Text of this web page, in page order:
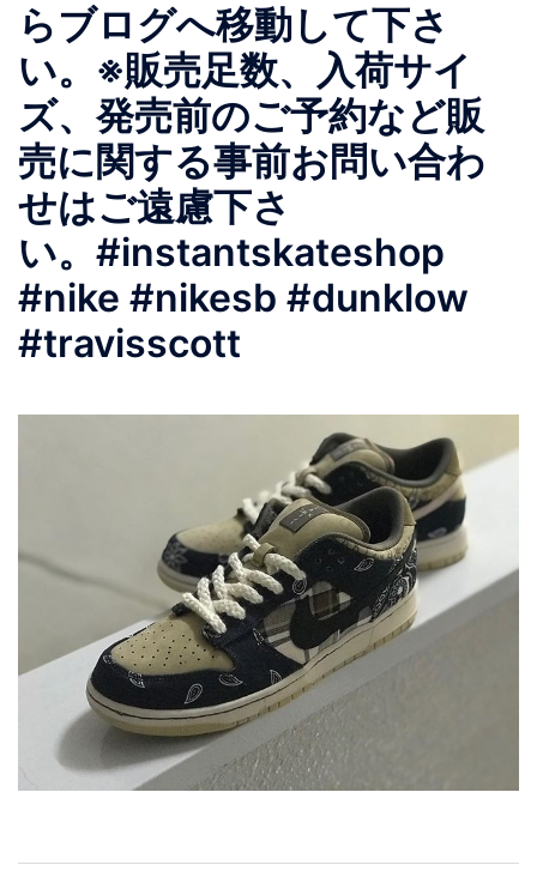
らブログへ移動して下さ
い。 ※販売足数、入荷サイ
ズ、発売前のご予約など販
売に関する事前お問い合わ
せはご遠慮下さ
い。 #instantskateshop
#nike #nikesb #dunklow
#travisscott